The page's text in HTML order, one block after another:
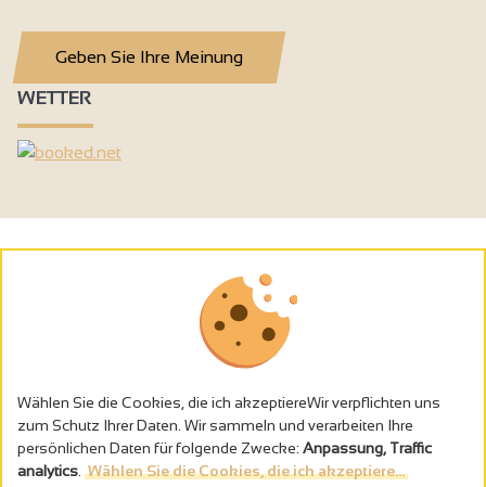
Geben Sie Ihre Meinung
WETTER
Alkoholmissbrauch ist gefährlich für die Gesundheit - trinken Sie in
Wählen Sie die Cookies, die ich akzeptiereWir verpflichten uns
zum Schutz Ihrer Daten. Wir sammeln und verarbeiten Ihre
persönlichen Daten für folgende Zwecke: Anpassung, Traffic
analytics Wählen Sie die Cookies, die ich akzeptiere...